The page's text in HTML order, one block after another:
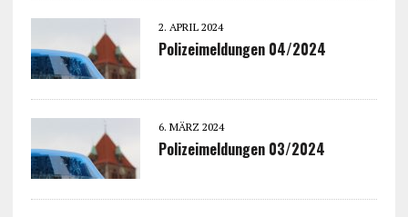
2. APRIL 2024
Polizeimeldungen 04/2024
6. MÄRZ 2024
Polizeimeldungen 03/2024